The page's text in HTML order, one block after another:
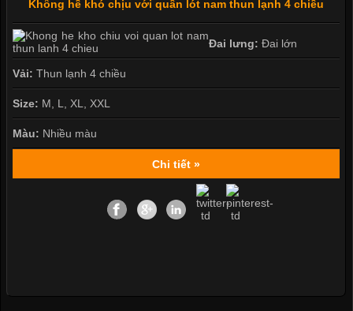
Không hề khó chịu với quần lót nam thun lạnh 4 chiều
Đai lưng: Đai lớn
Vải: Thun lạnh 4 chiều
Size: M, L, XL, XXL
Màu: Nhiều màu
Chi tiết »